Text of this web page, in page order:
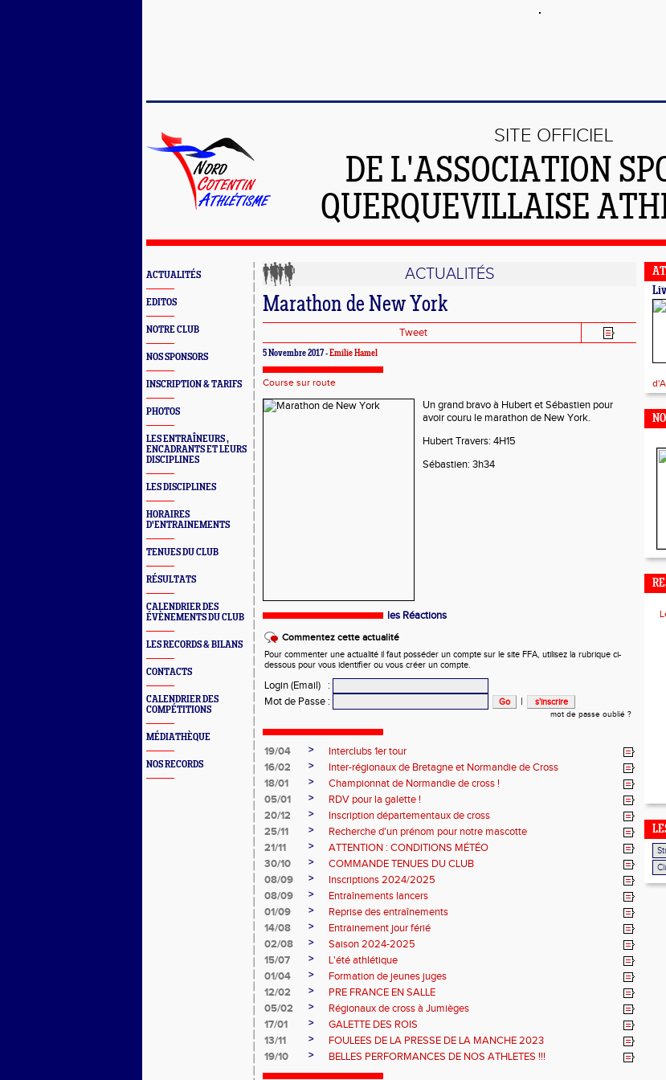
SITE OFFICIEL
DE L'ASSOCIATION
QUERQUEVILLAISE
ACTUALITÉS
EDITOS
NOTRE CLUB
NOS SPONSORS
INSCRIPTION & TARIFS
PHOTOS
LES ENTRAÎNEURS ,
ENCADRANTS ET LEURS
DISCIPLINES
LES DISCIPLINES
HORAIRES
D'ENTRAINEMENTS
TENUES DU CLUB
RÉSULTATS
CALENDRIER DES
ÉVÈNEMENTS DU CLUB
LES RECORDS & BILANS
CONTACTS
CALENDRIER DES
COMPÉTITIONS
MÉDIATHÈQUE
NOS RECORDS
ACTUALITÉS
Marathon de New York
Tweet
5 Novembre 2017 -Emilie Hamel
Course sur route
Un grand bravo à Hubert et Sébastien pour
avoir couru le marathon de New York.
Hubert Travers: 4H15
Sébastien: 3h34
les Réactions
Commentez cette actualité
Pour commenter une actualité il faut posséder un compte sur le site FFA, utilisez la rubrique ci-
dessous pour vous identifier ou vous créer un compte.
Login (Email)
:
Mot de Passe : |
mot de passe oublié ?
19/04 >
Interclubs 1er tour
16/02
>
Inter-régionaux de Bretagne et Normandie de Cross
18/01
>
Championnat de Normandie de cross !
05/01
>
RDV pour la galette !
20/12
>
Inscription départementaux de cross
25/11
>
Recherche d'un prénom pour notre mascotte
21/11
>
ATTENTION : CONDITIONS MÉTÉO
30/10
>
COMMANDE TENUES DU CLUB
08/09
>
Inscriptions 2024/2025
08/09
>
Entraînements lancers
01/09
>
Reprise des entraînements
14/08
>
Entrainement jour férié
02/08
>
Saison 2024-2025
15/07
>
L'été athlétique
01/04
>
Formation de jeunes juges
12/02
>
PRE FRANCE EN SALLE
05/02
>
Régionaux de cross à Jumièges
17/01
>
GALETTE DES ROIS
13/11
>
FOULEES DE LA PRESSE DE LA MANCHE 2023
19/10
> BELLES PERFORMANCES DE NOS ATHLETES !!!